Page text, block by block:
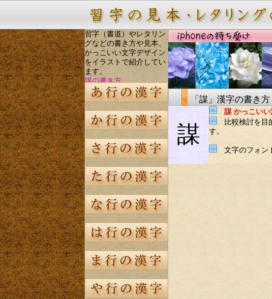
習字（書道）やレタリン
グなどの書き方や見本、
かっこいい文字デザイン
をイラストで紹介してい
ます。
謀の書き方
「謀」漢字の書き
謀
謀 かっこいい
比較検討を目
す。
文字のフォン